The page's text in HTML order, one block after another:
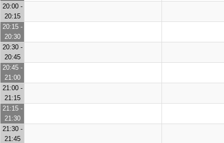
20:00 -
20:15
20:15 -
20:30
20:30 -
20:45
20:45 -
21:00
21:00 -
21:15
21:15 -
21:30
21:30 -
21:45